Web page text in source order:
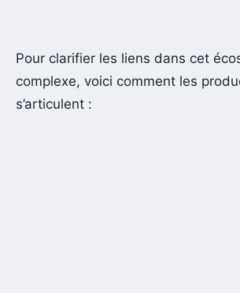
Pour clarifier les liens dans cet
complexe, voici comment les
s’articulent :